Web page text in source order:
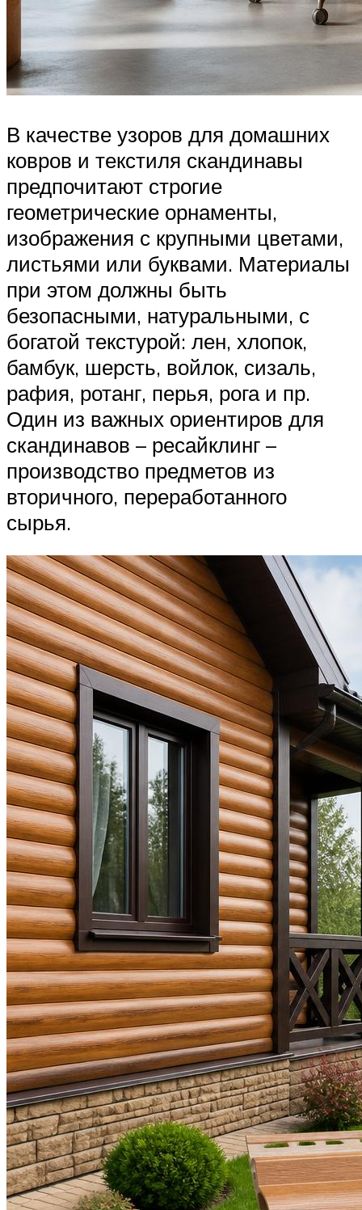
В качестве узоров для домашних
ковров и текстиля скандинавы
предпочитают строгие
геометрические орнаменты,
изображения с крупными цветами,
листьями или буквами. Материалы
при этом должны быть
безопасными, натуральными, с
богатой текстурой: лен, хлопок,
бамбук, шерсть, войлок, сизаль,
рафия, ротанг, перья, рога и пр.
Один из важных ориентиров для
скандинавов – ресайклинг –
производство предметов из
вторичного, переработанного
сырья.